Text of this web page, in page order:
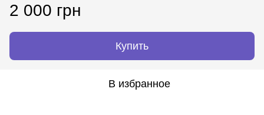
2 000 грн
Купить
В избранное